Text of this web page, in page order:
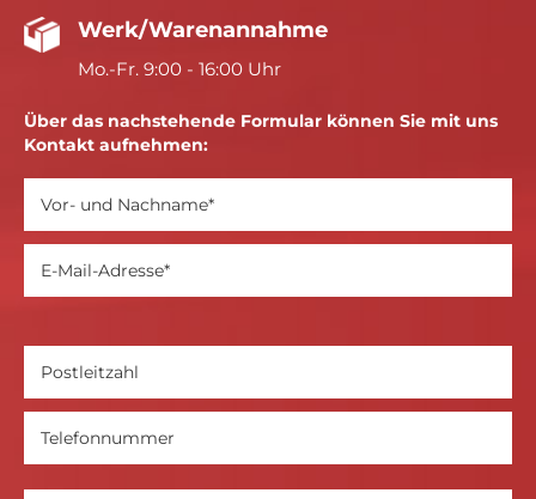
Werk/Warenannahme
Mo.-Fr. 9:00 - 16:00 Uhr
Über das nachstehende Formular können Sie mit uns
Kontakt aufnehmen: